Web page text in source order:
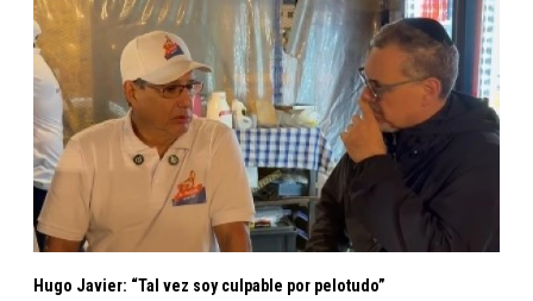
Hugo Javier: “Tal vez soy culpable por pelotudo”